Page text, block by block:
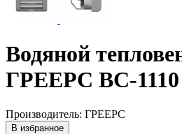
Водяной
ГРЕЕРС ВС-1110
Производитель: ГРЕЕРС
В избранное